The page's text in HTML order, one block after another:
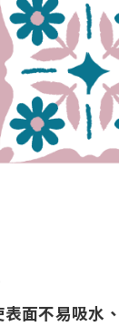
面不易吸水